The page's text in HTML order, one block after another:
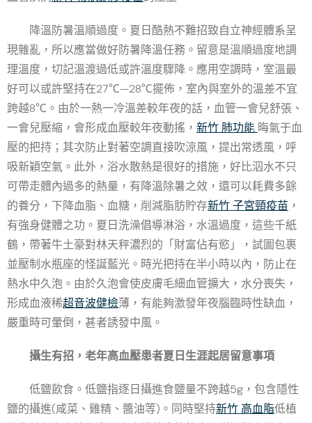
降溫防暑溫順過度。夏日酷熱不難招致自立神經體系呈
現雜亂，所以應當做好防暑降溫任務。留意是溫順過度地調
理溫度，切記溫渡過低或許溫度驟降。應用空調時，室溫最
好可以或許堅持在27℃—28℃擺佈，室內與室外的溫差不宜
跨越8℃。由於一熱一冷溫差較年夜的話，血管一會兒舒張、
一會兒壓縮，會形成血壓較年夜動搖， 新竹 肺功能 晦氣于血
壓的把持；其次防止對著空調直接吹涼風，提出常透風，呼
吸新穎空氣。此外，浴水散熱是很好的措施，好比泅水不只
可帶走體內過多的熱量，有降溫除暑之效，還可以耗費多餘
的養分，下降血脂、血糖，削減脂肪貯存新竹 子宮頸疫苗 ，
有強身健體之功。夏日洗澡倡導淋浴，水溫過度，這些千紙
鶴，帶著牛土豪對林天秤濃烈的「財富佔有慾」，試圖包裹
並壓制水瓶座的怪誕藍光。時光把持在半小時以內，防止在
熱水中久泡。由於久泡會使皮膚毛細血管擴大，水分喪失，
形成血液稀超音波健檢薄，有能夠激發年夜腦臨時性缺血，
嚴重時可暈倒，甚者誘發中風。
攝生有招，老年高血壓患者夏日生涯起居留意事項
低鹽飲食。低鹽指逐日攝進食鹽量不跨越5g，包含隱性
鹽的攝進(咸菜、雞精、醬油等)。同時堅持新竹 高血脂低植